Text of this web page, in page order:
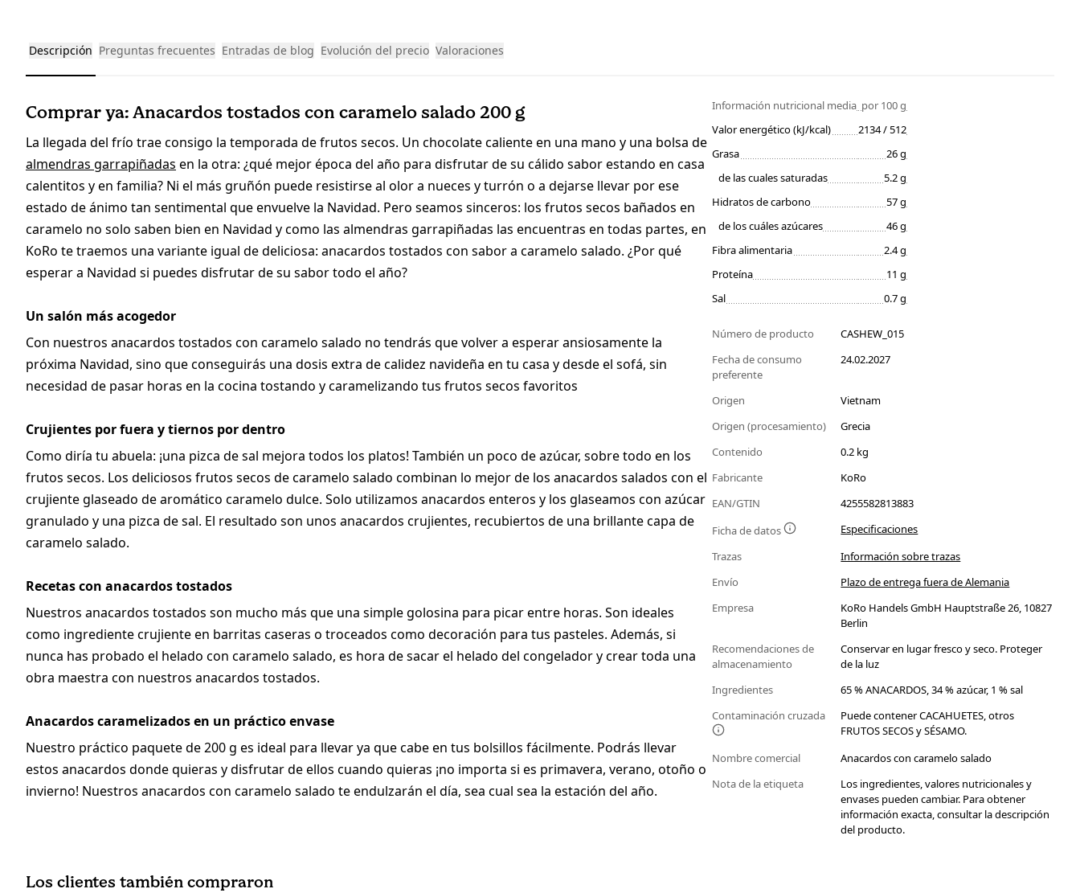
Descripción Preguntas frecuentes Entradas de blog Evolución del precio Valoraciones
Comprar ya: Anacardos tostados con caramelo salado 200 g
La llegada del frío trae consigo la temporada de frutos secos. Un chocolate caliente en una mano y una bolsa de
almendras garrapiñadas en la otra: ¿qué mejor época del año para disfrutar de su cálido sabor estando en casa
calentitos y en familia? Ni el más gruñón puede resistirse al olor a nueces y turrón o a dejarse llevar por ese
estado de ánimo tan sentimental que envuelve la Navidad. Pero seamos sinceros: los frutos secos bañados en
caramelo no solo saben bien en Navidad y como las almendras garrapiñadas las encuentras en todas partes, en
KoRo te traemos una variante igual de deliciosa: anacardos tostados con sabor a caramelo salado. ¿Por qué
esperar a Navidad si puedes disfrutar de su sabor todo el año?
Un salón más acogedor
Con nuestros anacardos tostados con caramelo salado no tendrás que volver a esperar ansiosamente la
próxima Navidad, sino que conseguirás una dosis extra de calidez navideña en tu casa y desde el sofá, sin
necesidad de pasar horas en la cocina tostando y caramelizando tus frutos secos favoritos
Crujientes por fuera y tiernos por dentro
Como diría tu abuela: ¡una pizca de sal mejora todos los platos! También un poco de azúcar, sobre todo en los
frutos secos. Los deliciosos frutos secos de caramelo salado combinan lo mejor de los anacardos salados con el
crujiente glaseado de aromático caramelo dulce. Solo utilizamos anacardos enteros y los glaseamos con azúcar
granulado y una pizca de sal. El resultado son unos anacardos crujientes, recubiertos de una brillante capa de
caramelo salado.
Recetas con anacardos tostados
Nuestros anacardos tostados son mucho más que una simple golosina para picar entre horas. Son ideales
como ingrediente crujiente en barritas caseras o troceados como decoración para tus pasteles. Además, si
nunca has probado el helado con caramelo salado, es hora de sacar el helado del congelador y crear toda una
obra maestra con nuestros anacardos tostados.
Anacardos caramelizados en un práctico envase
Nuestro práctico paquete de 200 g es ideal para llevar ya que cabe en tus bolsillos fácilmente. Podrás llevar
estos anacardos donde quieras y disfrutar de ellos cuando quieras ¡no importa si es primavera, verano, otoño o
invierno! Nuestros anacardos con caramelo salado te endulzarán el día, sea cual sea la estación del año.
Información nutricional media por 100 g
Valor energético (kJ/kcal)
2134 / 512
Grasa
26 g
de las cuales saturadas
5.2 g
Hidratos de carbono
57 g
de los cuáles azúcares
46 g
Fibra alimentaria
2.4 g
Proteína
11 g
Sal
0.7 g
Número de producto
CASHEW_015
Fecha de consumo
preferente
24.02.2027
Origen
Vietnam
Origen (procesamiento)
Grecia
Contenido
0.2 kg
Fabricante
KoRo
EAN/GTIN
4255582813883
Ficha de datos
Especificaciones
Trazas
Información sobre trazas
Envío
Plazo de entrega fuera de Alemania
Empresa
KoRo Handels GmbH Hauptstraße 26, 10827
Berlin
Recomendaciones de
almacenamiento
Conservar en lugar fresco y seco. Proteger
de la luz
Ingredientes
65 % ANACARDOS, 34 % azúcar, 1 % sal
Contaminación cruzada
Puede contener CACAHUETES, otros
FRUTOS SECOS y SÉSAMO.
Nombre comercial
Anacardos con caramelo salado
Nota de la etiqueta
Los ingredientes, valores nutricionales y
envases pueden cambiar. Para obtener
información exacta, consultar la descripción
del producto.
Los clientes también compraron